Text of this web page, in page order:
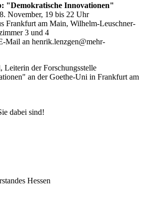
"Demokratische Innovationen"
November, 19 bis 22 Uhr
Frankfurt am Main, Wilhelm-Leuschner-
3 und 4
Mail an henrik.lenzgen@mehr-
Leiterin der Forschungsstelle
an der Goethe-Uni in Frankfurt am
dabei sind!
Hessen